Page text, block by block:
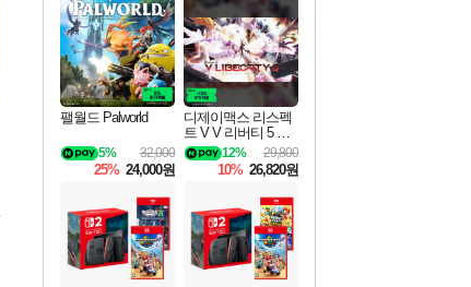
최대 90% 할인가를 만나보세요!
네이버혜택과 함께 만나보세요!
이니&베니 혜택까지!
네이버 혜택가와 함께 예약하세요!
할인&네이버혜택으로 만나보세요!
네이버페이 혜택과 만나보세요!
40주년 프로모션으로 만나보세요!
할인가에 만나보세요!
일부 에디션 상시 할인!
혜택으로 예약 판매 중
편안하게 충전하세요
팰월드 Palworld
32,000
5%
25% 24,000원
디제이맥스 리스펙
트 V V 리버티 5 팩
DJMAX RESPECT
V V Liberty 5 Pack D
29,800
12%
10% 26,820원